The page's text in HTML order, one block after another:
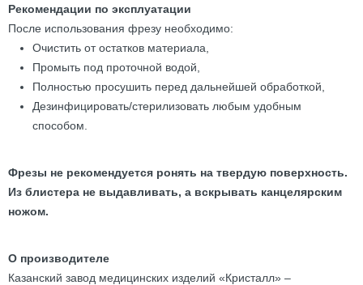
Рекомендации по эксплуатации
После использования фрезу необходимо:
Очистить от остатков материала,
Промыть под проточной водой,
Полностью просушить перед дальнейшей обработкой,
Дезинфицировать/стерилизовать любым удобным
способом.
Фрезы не рекомендуется ронять на твердую поверхность.
Из блистера не выдавливать, а вскрывать канцелярским
ножом.
О производителе
Казанский завод медицинских изделий «Кристалл» –